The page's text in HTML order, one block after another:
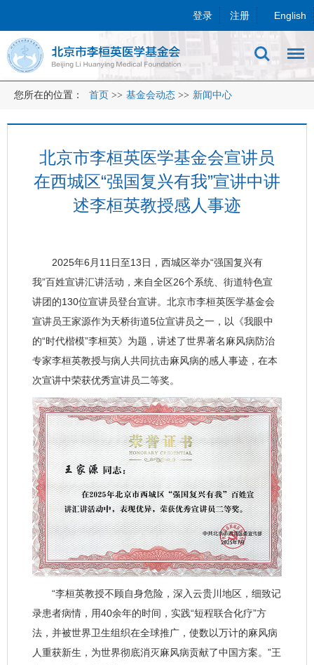
登录 注册 English
您所在的位置： 首页 >> 基金会动态 >> 新闻中心
北京市李桓英医学基金会宣讲员
在西城区“强国复兴有我”宣讲中讲
述李桓英教授感人事迹
2025年6月11日至13日，西城区举办“强国复兴有
我”百姓宣讲汇讲活动，来自全区26个系统、街道特色宣
讲团的130位宣讲员登台宣讲。北京市李桓英医学基金会
宣讲员王家源作为天桥街道5位宣讲员之一，以《我眼中
的“时代楷模”李桓英》为题，讲述了世界著名麻风病防治
专家李桓英教授与病人共同抗击麻风病的感人事迹，在本
次宣讲中荣获优秀宣讲员二等奖。
“李桓英教授不顾自身危险，深入云贵川地区，细致记
录患者病情，用40余年的时间，实践“短程联合化疗”方
法，并被世界卫生组织在全球推广，使数以万计的麻风病
人重获新生，为世界彻底消灭麻风病贡献了中国方案。”王